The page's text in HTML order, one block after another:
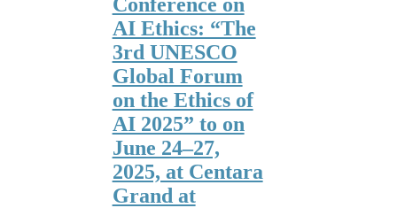
AI Ethics: “The
3rd UNESCO
Global Forum
on the Ethics of
AI 2025” to on
June 24–27,
2025, at Centara
Grand at